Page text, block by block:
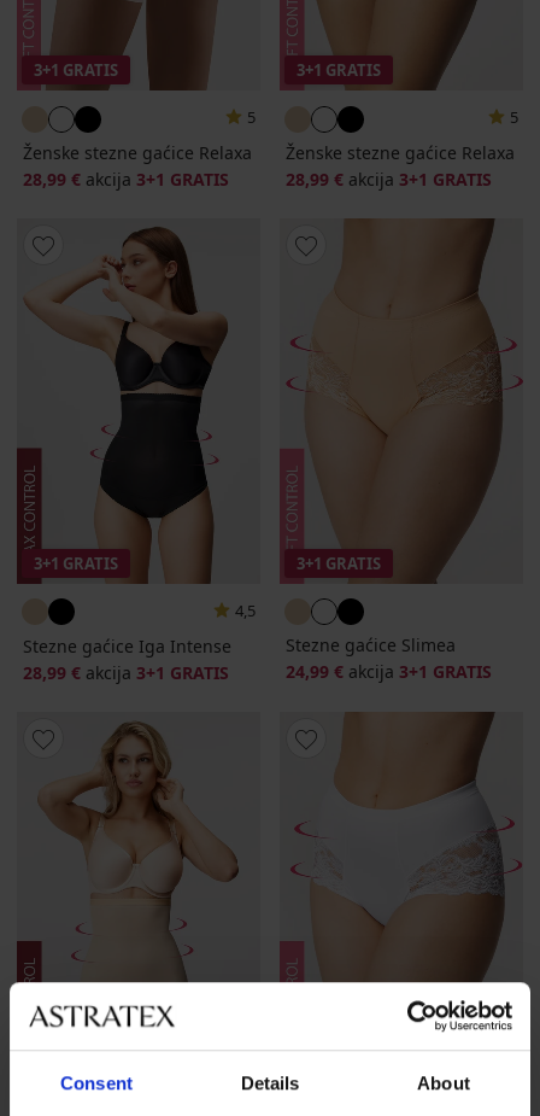
Consent Details About
3+1 GRATIS
5
Ženske stezne gaćice Relaxa
28,99 € akcija 3+1 GRATIS
3+1 GRATIS
5
Ženske stezne gaćice Relaxa
28,99 € akcija 3+1 GRATIS
3+1 GRATIS
4,5
Stezne gaćice Iga Intense
28,99 € akcija 3+1 GRATIS
3+1 GRATIS
Stezne gaćice Slimea
24,99 € akcija 3+1 GRATIS
3+1 GRATIS 3+1 GRATIS